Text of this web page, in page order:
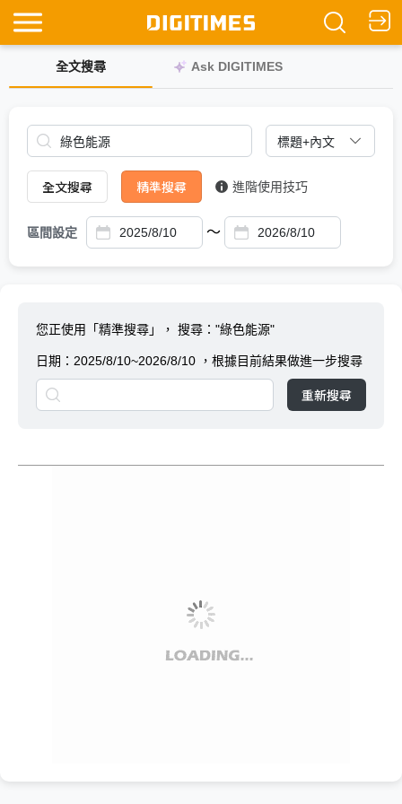
全文搜尋 Ask DIGITIMES
全文搜尋 精準搜尋 進階使用技巧
區間設定 ～
您正使用「精準搜尋」， 搜尋："綠色能源"
日期： 2025/8/10~2026/8/10 ，根據目前結果做進一步搜尋
重新搜尋